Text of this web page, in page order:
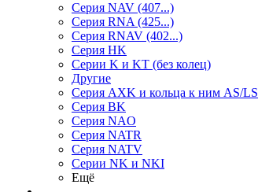
Серия NAV (407...)
Серия RNA (425...)
Серия RNAV (402...)
Серия HK
Серии K и KT (без колец)
Другие
Серия AXK и кольца к ним AS/LS
Серия BK
Серия NAO
Серия NATR
Серия NATV
Серии NK и NKI
Ещё